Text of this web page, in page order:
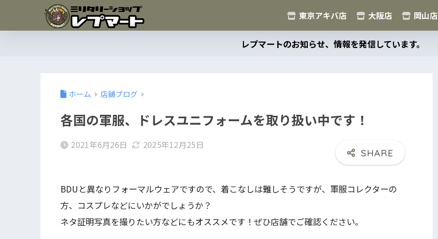
東京アキバ店 大阪店 岡山店
レプマートのお知らせ、情報を発信しています。
ホーム 店舗ブログ
各国の軍服、ドレスユニフォームを取り扱い中です！
2021年6月26日 2025年12月25日
BDUと異なりフォーマルウェアですので、着こなしは難しそうですが、軍服コレクターの
方、コスプレなどにいかがでしょうか？
ネタ証明写真を撮りたい方などにもオススメです！ぜひ店舗でご確認ください。